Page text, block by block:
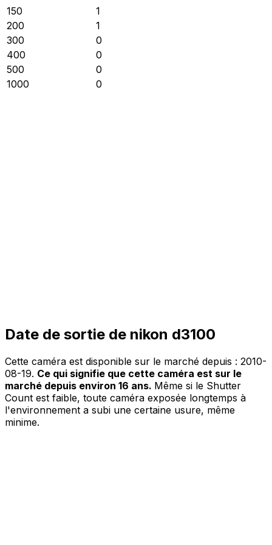
150
1
200
1
300
0
400
0
500
0
1000
0
Date de sortie de nikon d3100
Cette caméra est disponible sur le marché depuis : 2010-
08-19. Ce qui signifie que cette caméra est sur le
marché depuis environ 16 ans. Même si le Shutter
Count est faible, toute caméra exposée longtemps à
l'environnement a subi une certaine usure, même
minime.